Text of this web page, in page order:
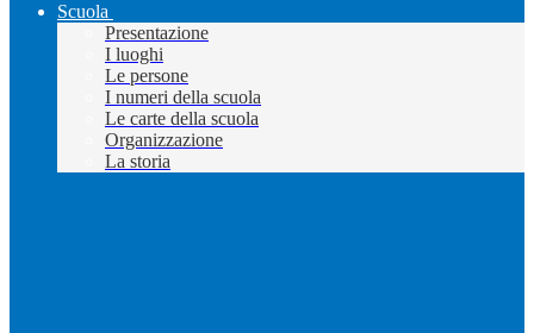
Scuola
Presentazione
I luoghi
Le persone
I numeri della scuola
Le carte della scuola
Organizzazione
La storia